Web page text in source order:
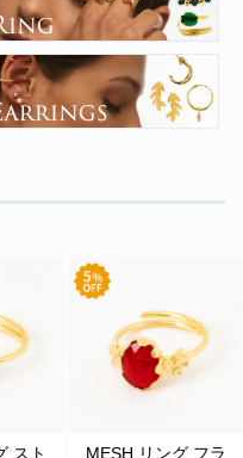
スト
MESH リング フラ
手ではございますが、2024
せていただきます。年内出
は1月6日より開始いたしま
ださいますようお願い申し上
発信元がヤマト運輸
からの荷物が配送される旨
せが多数寄せられていま
うなメールが届くなど、身
、メール内のリンクをタッ
い。なお、ご不明の場合